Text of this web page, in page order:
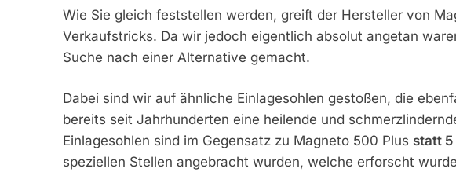
Wie Sie gleich feststellen werden, greift der Hersteller von
Verkaufstricks. Da wir jedoch eigentlich absolut angetan
Suche nach einer Alternative gemacht.
Dabei sind wir auf ähnliche Einlagesohlen gestoßen, die
bereits seit Jahrhunderten eine heilende und
Einlagesohlen sind im Gegensatz zu Magneto 500 Plus statt
speziellen Stellen angebracht wurden, welche erforscht